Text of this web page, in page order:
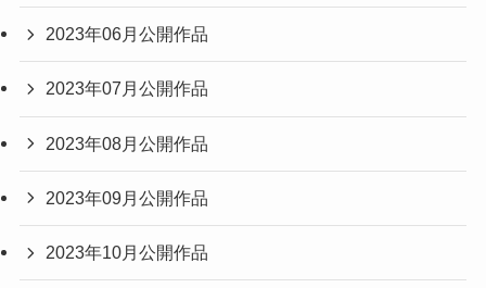
2023年06月公開作品
2023年07月公開作品
2023年08月公開作品
2023年09月公開作品
2023年10月公開作品